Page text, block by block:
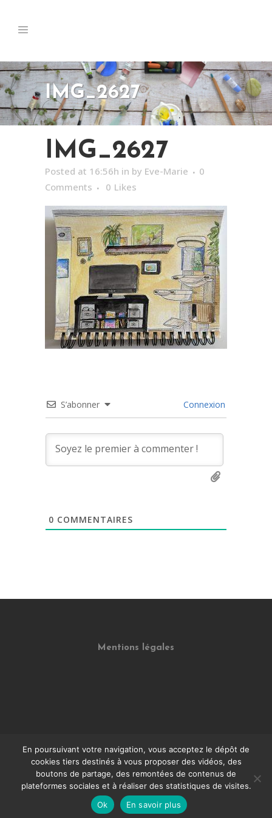
IMG_2627
IMG_2627
Posted at 16:56h in by Eve-Marie
0
Comments
0 Likes
S’abonner Connexion
0 COMMENTAIRES
Mentions légales
CGV
En poursuivant votre navigation, vous acceptez le dépôt de
cookies tiers destinés à vous proposer des vidéos, des
boutons de partage, des remontées de contenus de
plateformes sociales et à réaliser des statistiques de visites.
Ok
En savoir plus